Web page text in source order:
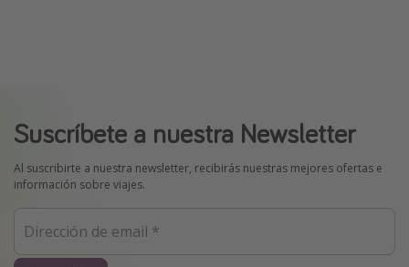
Suscríbete a nuestra Newsletter
Al suscribirte a nuestra newsletter, recibirás nuestras mejores ofertas e
información sobre viajes.